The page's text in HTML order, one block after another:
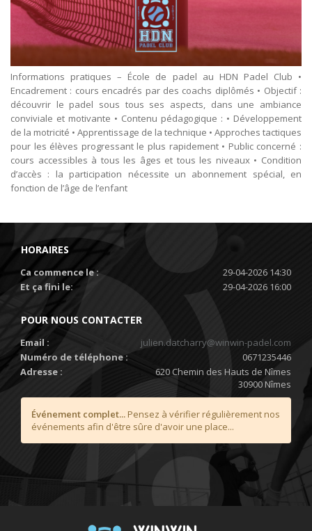
Informations pratiques – École de padel au HDN Padel Club •
Encadrement : cours encadrés par des coachs diplômés • Objectif :
découvrir le padel sous tous ses aspects, dans une ambiance
conviviale et motivante • Contenu pédagogique : • Développement
de la motricité • Apprentissage de la technique • Approches tactiques
pour les élèves progressant le plus rapidement • Public concerné :
cours accessibles à tous les âges et tous les niveaux • Condition
d’accès : la participation nécessite un abonnement spécial, en
fonction de l’âge de l’enfant
HORAIRES
Ca commence le :
29-04-2026 14:30
Et ça fini le:
29-04-2026 16:00
POUR NOUS CONTACTER
Email :
julien.datcharry@winwin-padel.com
Numéro de téléphone :
0671235446
Adresse :
620 Chemin des Hauts de Nîmes
30900 Nîmes
Événement complet... Pensez à vérifier régulièrement nos
événements afin d'être sûre d'avoir une place...